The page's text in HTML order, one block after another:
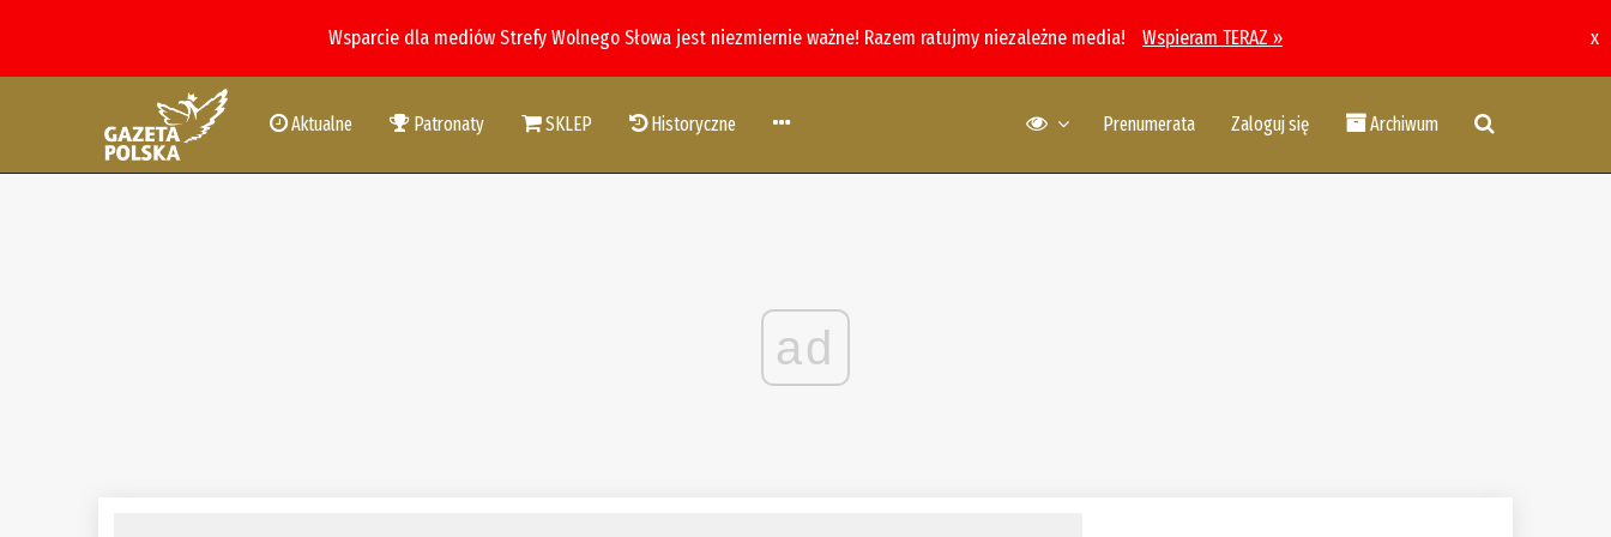
Wsparcie dla mediów Strefy Wolnego Słowa jest niezmiernie ważne! Razem ratujmy niezależne media! Wspieram TERAZ » x
Aktualne Patronaty SKLEP Historyczne Prenumerata Zaloguj się Archiwum
ad